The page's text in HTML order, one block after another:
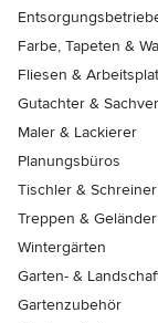
Farbe, Tapeten &
Fliesen &
Gutachter &
Maler & Lackierer
Planungsbüros
Tischler & Schreiner
Treppen & Geländer
Wintergärten
Garten- &
Gartenzubehör